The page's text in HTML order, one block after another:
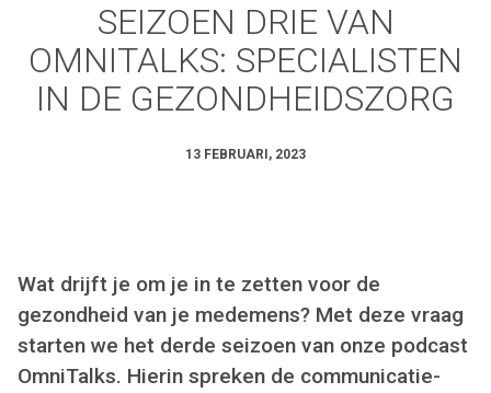
SEIZOEN DRIE VAN
OMNITALKS: SPECIALISTEN
IN DE GEZONDHEIDSZORG
13 FEBRUARI, 2023
Wat drijft je om je in te zetten voor de
gezondheid van je medemens? Met deze vraag
starten we het derde seizoen van onze podcast
OmniTalks. Hierin spreken de communicatie-